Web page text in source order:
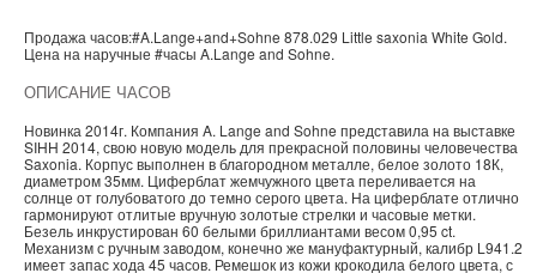
Продажа часов:#A.Lange+and+Sohne 878.029 Little saxonia White Gold.
Цена на наручные #часы A.Lange and Sohne.
ОПИСАНИЕ ЧАСОВ
Новинка 2014г. Компания A. Lange and Sohne представила на выставке
SIHH 2014, свою новую модель для прекрасной половины человечества
Saxonia. Корпус выполнен в благородном металле, белое золото 18К,
диаметром 35мм. Циферблат жемчужного цвета переливается на
солнце от голубоватого до темно серого цвета. На циферблате отлично
гармонируют отлитые вручную золотые стрелки и часовые метки.
Безель инкрустирован 60 белыми бриллиантами весом 0,95 ct.
Механизм с ручным заводом, конечно же мануфактурный, калибр L941.2
имеет запас хода 45 часов. Ремешок из кожи крокодила белого цвета, с